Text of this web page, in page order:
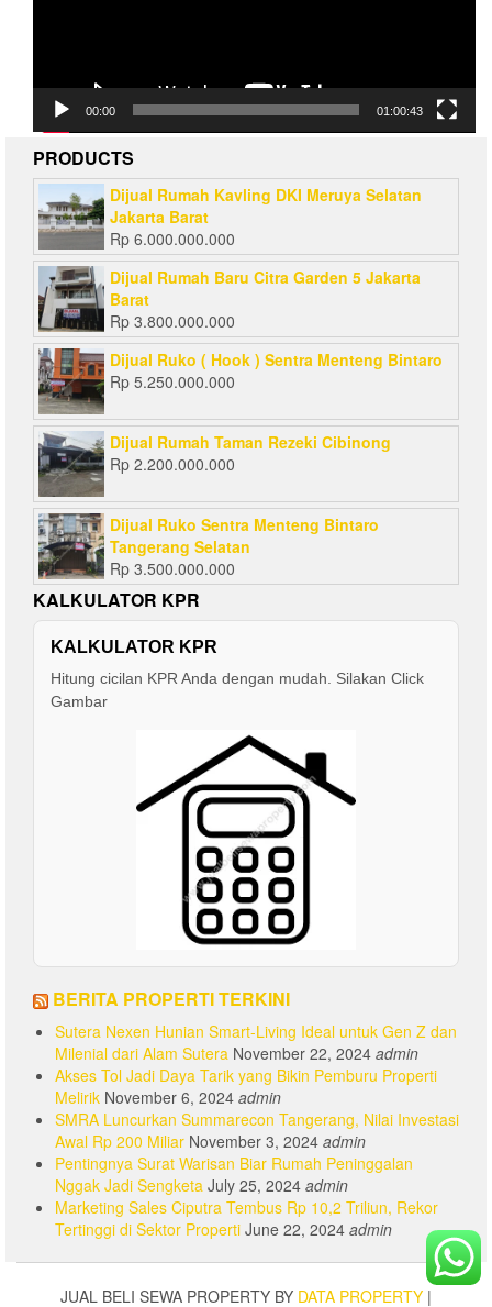
00:00 01:00:43
PRODUCTS
Dijual Rumah Kavling DKI Meruya Selatan
Jakarta Barat
Rp 6.000.000.000
Dijual Rumah Baru Citra Garden 5 Jakarta
Barat
Rp 3.800.000.000
Dijual Ruko ( Hook ) Sentra Menteng Bintaro
Rp 5.250.000.000
Dijual Rumah Taman Rezeki Cibinong
Rp 2.200.000.000
Dijual Ruko Sentra Menteng Bintaro
Tangerang Selatan
Rp 3.500.000.000
KALKULATOR KPR
KALKULATOR KPR
Hitung cicilan KPR Anda dengan mudah. Silakan Click
Gambar
BERITA PROPERTI TERKINI
Sutera Nexen Hunian Smart-Living Ideal untuk Gen Z dan
Milenial dari Alam Sutera November 22, 2024 admin
Akses Tol Jadi Daya Tarik yang Bikin Pemburu Properti
Melirik November 6, 2024 admin
SMRA Luncurkan Summarecon Tangerang, Nilai Investasi
Awal Rp 200 Miliar November 3, 2024 admin
Pentingnya Surat Warisan Biar Rumah Peninggalan
Nggak Jadi Sengketa July 25, 2024 admin
Marketing Sales Ciputra Tembus Rp 10,2 Triliun, Rekor
Tertinggi di Sektor Properti June 22, 2024 admin
JUAL BELI SEWA PROPERTY BY DATA PROPERTY |